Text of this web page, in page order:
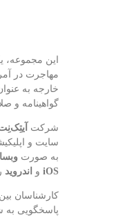
این مجموعه،
مهاجرت در
خارجه به
گواهینامه و
شرکت
سایت و
به صورت
iOS و اندروید
کارشناسان
پاسخگویی به